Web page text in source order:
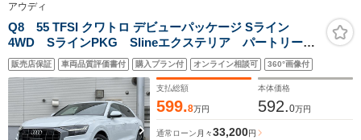
アウディ
Q8 55 TFSI クワトロ デビューパッケージ Sライン
4WD SラインPKG Slineエクステリア パートリーポ
リッシュト アダブティブサスペンションスポーツ 4ゾ
ーンデラックスオートマチックエアコンディショナー
Bang&olufsen 3D サウンドシステムパノラマサンルーフ
販売店保証 車両品質評価書付 購入プラン付 オンライン相談可 360°画像付
支払総額
599.8万円
本体価格
592.0万円
通常ローン 月々33,200円